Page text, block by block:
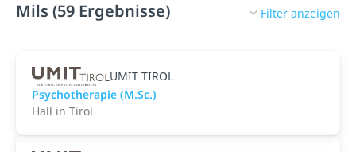
Mils (59 Ergebnisse) Filter anzeigen
UMIT TIROL
Psychotherapie (M.Sc.)
Hall in Tirol